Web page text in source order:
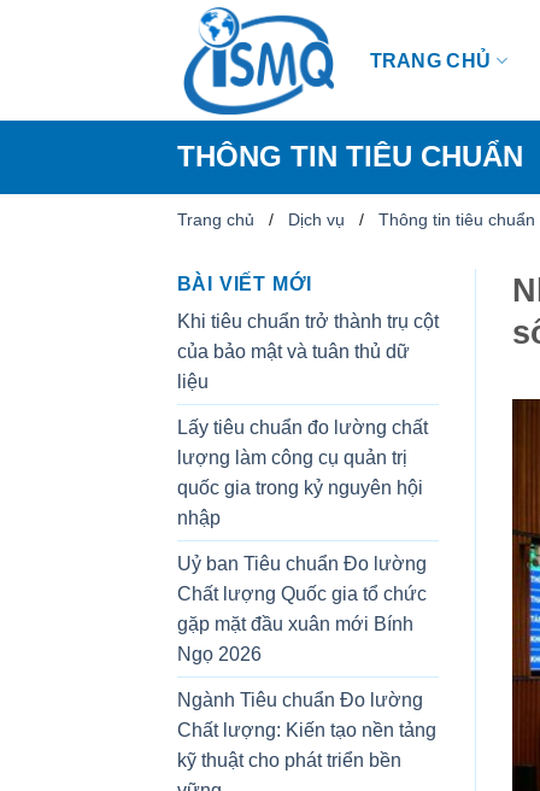
TRANG CHỦ
THÔNG TIN TIÊU CHUẨN
Trang chủ / Dịch vụ / Thông tin tiêu chuẩn
BÀI VIẾT MỚI
Khi tiêu chuẩn trở thành trụ cột
của bảo mật và tuân thủ dữ
liệu
Lấy tiêu chuẩn đo lường chất
lượng làm công cụ quản trị
quốc gia trong kỷ nguyên hội
nhập
Uỷ ban Tiêu chuẩn Đo lường
Chất lượng Quốc gia tổ chức
gặp mặt đầu xuân mới Bính
Ngọ 2026
Ngành Tiêu chuẩn Đo lường
Chất lượng: Kiến tạo nền tảng
kỹ thuật cho phát triển bền